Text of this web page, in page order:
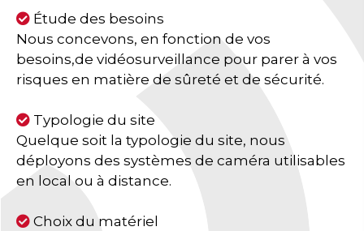
Étude des besoins
Nous concevons, en fonction de vos
besoins,de vidéosurveillance pour parer à vos
risques en matière de sûreté et de sécurité.
Typologie du site
Quelque soit la typologie du site, nous
déployons des systèmes de caméra utilisables
en local ou à distance.
Choix du matériel